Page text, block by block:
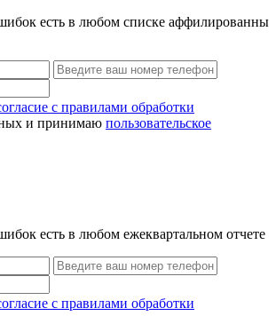
есть в любом списке аффилированны
с правилами обработки
и принимаю пользовательское
есть в любом ежеквартальном отчете
с правилами обработки